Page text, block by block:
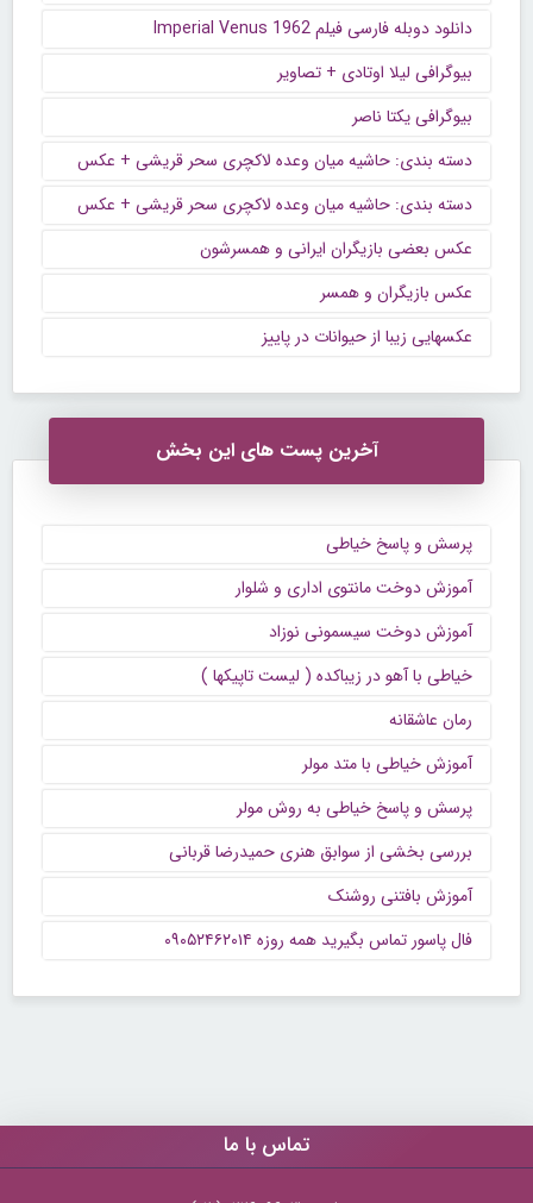
دانلود دوبله فارسی فیلم Imperial Venus 1962
بیوگرافی لیلا اوتادی + تصاویر
بیوگرافی یکتا ناصر
دسته بندی: حاشیه میان وعده لاکچری سحر قریشی + عکس
دسته بندی: حاشیه میان وعده لاکچری سحر قریشی + عکس
عکس بعضی بازیگران ایرانی و همسرشون
عکس بازیگران و همسر
عکسهایی زیبا از حیوانات در پاییز
آخرین پست های این بخش
پرسش و پاسخ خیاطی
آموزش دوخت مانتوی اداری و شلوار
آموزش دوخت سیسمونی نوزاد
خیاطی با آهو در زیباکده ( لیست تاپیکها )
رمان عاشقانه
آموزش خیاطی با متد مولر
پرسش و پاسخ خیاطی به روش مولر
بررسی بخشی از سوابق هنری حمیدرضا قربانی
آموزش بافتنی روشنک
فال پاسور تماس بگیرید همه روزه ۰۹۰۵۲۴۶۲۰۱۴
تماس با ما